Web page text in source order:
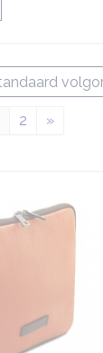
2 »